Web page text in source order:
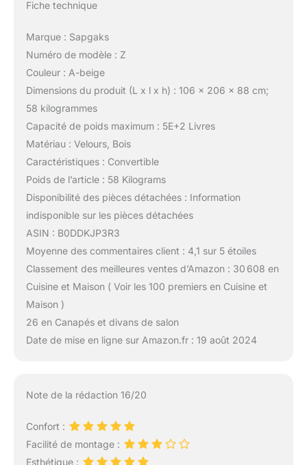
Fiche technique
Marque : Sapgaks
Numéro de modèle : Z
Couleur : A-beige
Dimensions du produit (L x l x h) : 106 x 206 x 88 cm;
58 kilogrammes
Capacité de poids maximum : 5E+2 Livres
Matériau : Velours, Bois
Caractéristiques : Convertible
Poids de l’article : 58 Kilograms
Disponibilité des pièces détachées : Information
indisponible sur les pièces détachées
ASIN : B0DDKJP3R3
Moyenne des commentaires client : 4,1 sur 5 étoiles
Classement des meilleures ventes d’Amazon : 30 608 en
Cuisine et Maison ( Voir les 100 premiers en Cuisine et
Maison )
26 en Canapés et divans de salon
Date de mise en ligne sur Amazon.fr : 19 août 2024
Note de la rédaction 16/20
Confort :
Facilité de montage :
Esthétique :